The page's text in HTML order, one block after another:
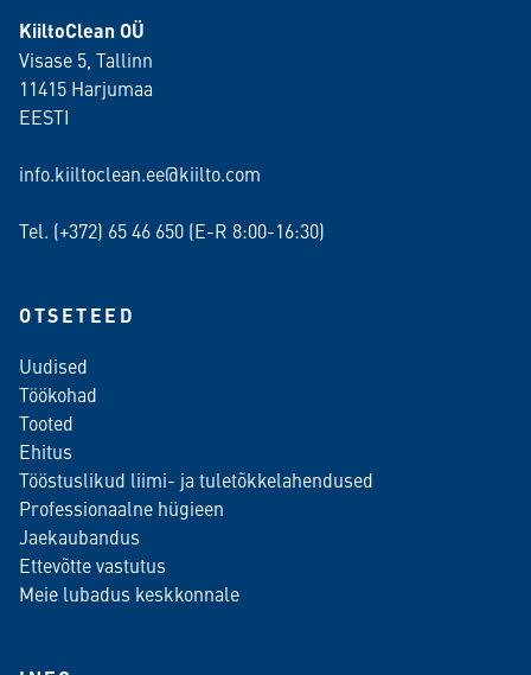
KiiltoClean OÜ
Visase 5, Tallinn
11415 Harjumaa
EESTI
info.kiiltoclean.ee@kiilto.com
Tel. (+372) 65 46 650 (E-R 8:00-16:30)
OTSETEED
Uudised
Töökohad
Tooted
Ehitus
Tööstuslikud liimi- ja tuletõkkelahendused
Professionaalne hügieen
Jaekaubandus
Ettevõtte vastutus
Meie lubadus keskkonnale